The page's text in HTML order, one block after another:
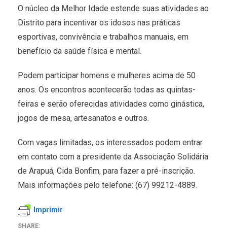
O núcleo da Melhor Idade estende suas atividades ao
Distrito para incentivar os idosos nas práticas
esportivas, convivência e trabalhos manuais, em
benefício da saúde física e mental.
Podem participar homens e mulheres acima de 50
anos. Os encontros acontecerão todas as quintas-
feiras e serão oferecidas atividades como ginástica,
jogos de mesa, artesanatos e outros.
Com vagas limitadas, os interessados podem entrar
em contato com a presidente da Associação Solidária
de Arapuá, Cida Bonfim, para fazer a pré-inscrição.
Mais informações pelo telefone: (67) 99212-4889.
Imprimir